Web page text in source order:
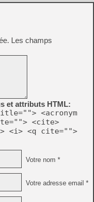
Les champs
et attributs HTML:
<acronym
<cite>
<i> <q cite="">
Votre nom *
Votre adresse email *